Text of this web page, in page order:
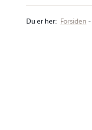
Du er her: Forsiden